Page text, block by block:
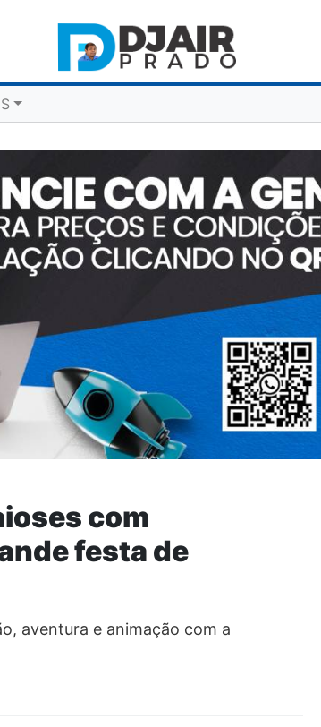
com
festa de
aventura e animação com a